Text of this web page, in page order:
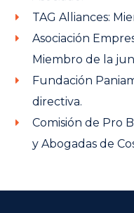
TAG Alliances:
Asociación
Miembro de la
Fundación
directiva.
Comisión de Pro
y Abogadas de